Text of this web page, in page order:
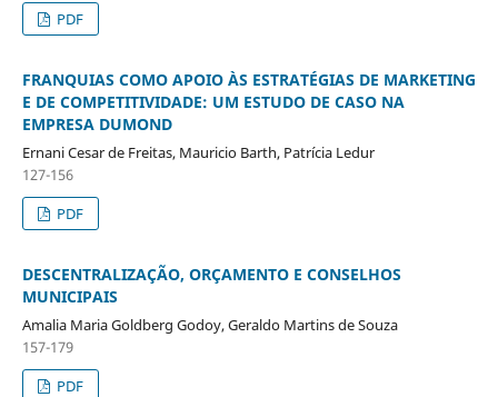
PDF
FRANQUIAS COMO APOIO ÀS ESTRATÉGIAS DE MARKETING
E DE COMPETITIVIDADE: UM ESTUDO DE CASO NA
EMPRESA DUMOND
Ernani Cesar de Freitas, Mauricio Barth, Patrícia Ledur
127-156
PDF
DESCENTRALIZAÇÃO, ORÇAMENTO E CONSELHOS
MUNICIPAIS
Amalia Maria Goldberg Godoy, Geraldo Martins de Souza
157-179
PDF